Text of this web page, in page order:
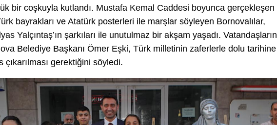
bir coşkuyla kutlandı. Mustafa Kemal Caddesi boyunca gerçekleşen
bayrakları ve Atatürk posterleri ile marşlar söyleyen Bornovalılar,
Yalçıntaş’ın şarkıları ile unutulmaz bir akşam yaşadı. Vatandaşların
Belediye Başkanı Ömer Eşki, Türk milletinin zaferlerle dolu tarihine
gerektiğini söyledi.